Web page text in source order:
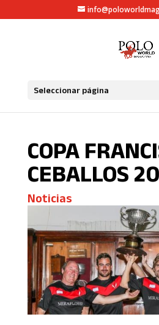
Seleccionar página
COPA
CEBALLOS
Noticias